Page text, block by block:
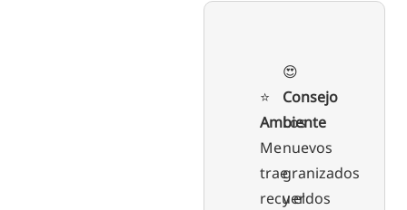
⭐️
Ambiente
Me
trae
recuerdos
😍
Consejo
Los
nuevos
granizados
y el